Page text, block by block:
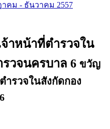
คม - ธันวาคม 2557
าหน้าที่ตำรวจใน
วจนครบาล 6 ขวัญ
ำรวจในสังกัดกอง